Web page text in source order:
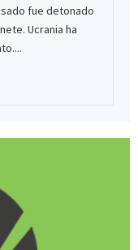
fue detonado
Ucrania ha